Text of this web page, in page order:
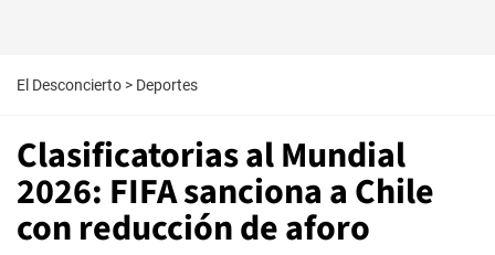
El Desconcierto > Deportes
Clasificatorias al Mundial
2026: FIFA sanciona a Chile
con reducción de aforo